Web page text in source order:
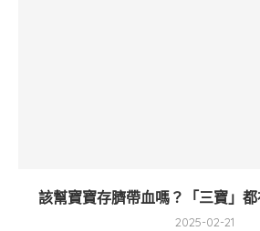
該幫寶寶存臍帶血嗎？「三寶」
2025-02-21